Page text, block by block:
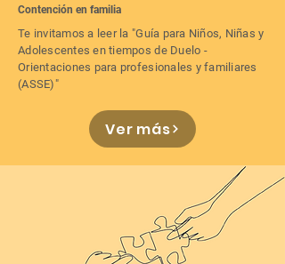
Contención en familia
Te invitamos a leer la "Guía para Niños, Niñas y
Adolescentes en tiempos de Duelo -
Orientaciones para profesionales y familiares
(ASSE)"
Ver más